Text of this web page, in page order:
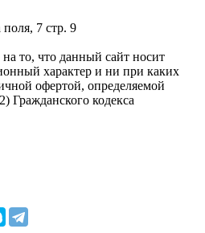
7 стр. 9
то, что данный сайт носит
характер и ни при каких
офертой, определяемой
Гражданского кодекса